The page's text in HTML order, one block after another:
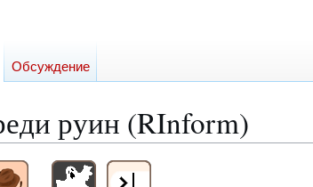
руин (RInform)
Обсуждение